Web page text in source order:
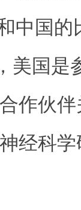
中国
美国是
作伙
经科